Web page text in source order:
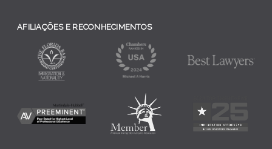
AFILIAÇÕES E RECONHECIMENTOS